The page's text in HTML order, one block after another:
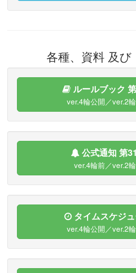
各種、資料 及び
ルールブック
ver.4輪公開／ver.2
公式通知 第
ver.4輪前／ver.2
タイムスケジ
ver.4輪公開／ver.2